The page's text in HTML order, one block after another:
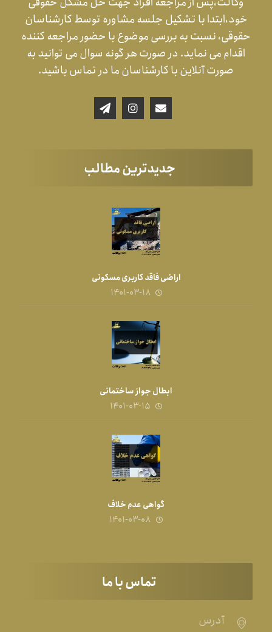
خود،ابتدا با تشکیل جلسه مشاوره توسط کارشناسان
حقوقی، نسبت به بررسی موضوع با حضور مراجعه کننده
اقدام می نماید. در صورت هر گونه سوال می توانید به
صورت آنلاین با کارشناسان ما در تماس باشید.
جدیدترین مطالب
اراضی فاقد کاربری مسکونی
۱۴۰۱-۰۳-۱۸
ابطال جواز ساختمانی
۱۴۰۱-۰۳-۱۵
گواهی عدم خلاف
۱۴۰۱-۰۳-۰۸
تماس با ما
آدرس